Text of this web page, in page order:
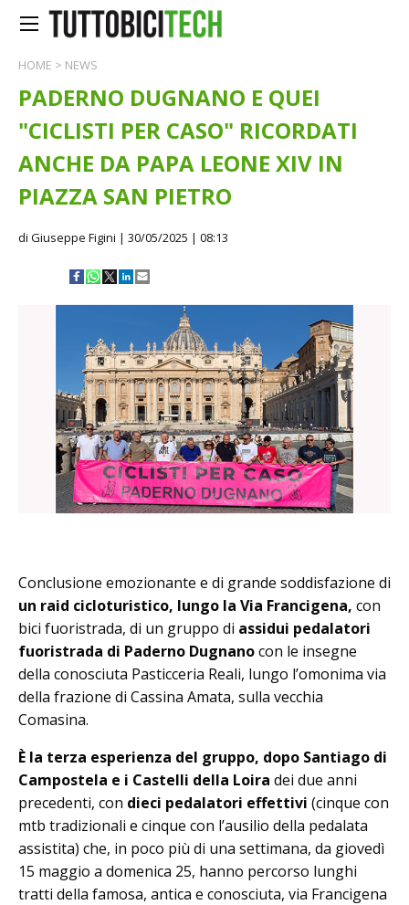
HOME > NEWS
PADERNO DUGNANO E QUEI
"CICLISTI PER CASO" RICORDATI
ANCHE DA PAPA LEONE XIV IN
PIAZZA SAN PIETRO
di Giuseppe Figini | 30/05/2025 | 08:13
Conclusione emozionante e di grande soddisfazione di
un raid cicloturistico, lungo la Via Francigena, con
bici fuoristrada, di un gruppo di assidui pedalatori
fuoristrada di Paderno Dugnanocon le insegne
della conosciuta Pasticceria Reali, lungo l’omonima via
della frazione di Cassina Amata, sulla vecchia
Comasina.
È la terza esperienza del gruppo, dopo Santiago di
Campostela e i Castelli della Loira dei due anni
precedenti, con dieci pedalatori effettivi (cinque con
mtb tradizionali e cinque con l’ausilio della pedalata
assistita) che, in poco più di una settimana, da giovedì
15 maggio a domenica 25, hanno percorso lunghi
tratti della famosa, antica e conosciuta, via Francigena